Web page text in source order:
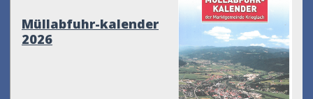
Müllabfuhr-kalender
2026